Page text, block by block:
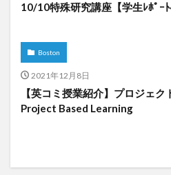
10/10特殊研究講座【学生ﾚﾎﾟｰﾄ
Boston
2021年12月8日
【英コミ授業紹介】プロジェク
Project Based Learning